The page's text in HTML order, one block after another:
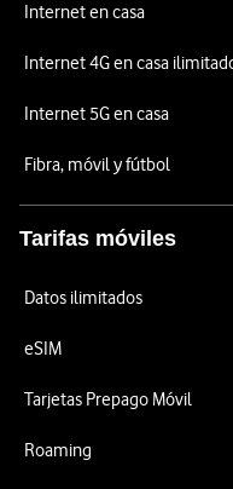
Internet en casa
Internet 4G en casa
Internet 5G en casa
Fibra, móvil y fútbol
Tarifas móviles
Datos ilimitados
eSIM
Tarjetas Prepago Móvil
Roaming